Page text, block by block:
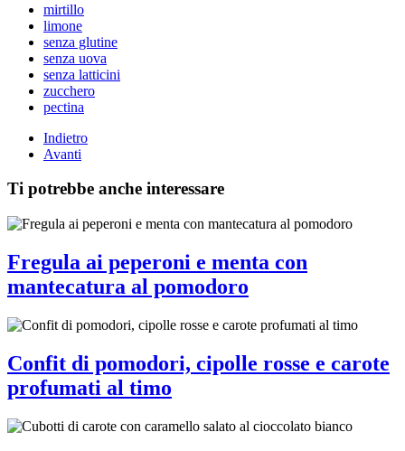
mirtillo
limone
senza glutine
senza uova
senza latticini
zucchero
pectina
Indietro
Avanti
Ti potrebbe anche interessare
Fregula ai peperoni e menta con
mantecatura al pomodoro
Confit di pomodori, cipolle rosse e carote
profumati al timo